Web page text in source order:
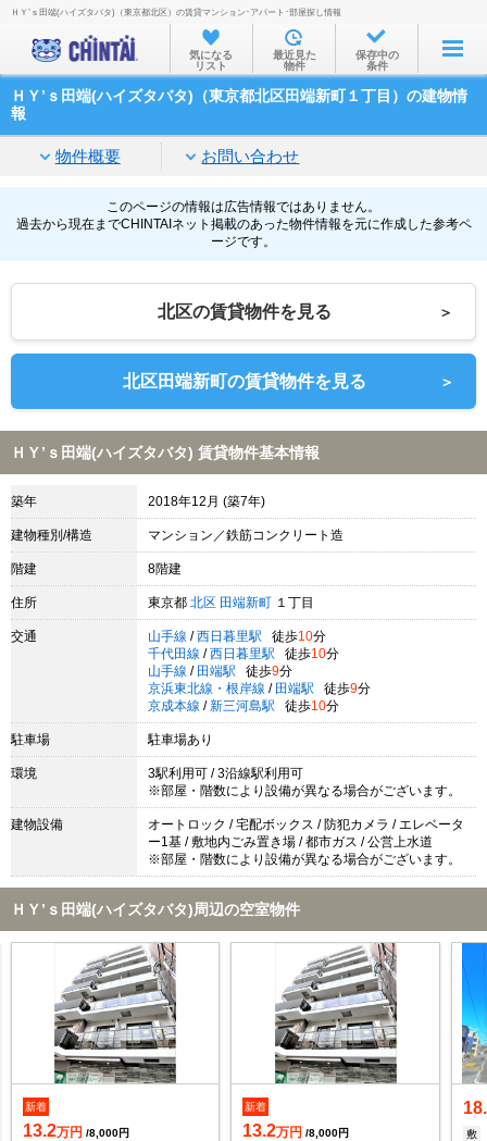
お部屋を探す
沿線・駅から
家賃相場から
物件特集から
TOP
ＨＹ’ｓ田端(ハイズタバタ)（東京都北区）の賃貸マンション･アパート･部屋探し情報
気になる
リスト
最近見た
物件
保存中の
条件
ＨＹ’ｓ田端(ハイズタバタ)（東京都北区田端新町１丁目）の建物情
報
物件概要 お問い合わせ
このページの情報は広告情報ではありません。
過去から現在までCHINTAIネット掲載のあった物件情報を元に作成した参考ペ
ージです。
北区の賃貸物件を見る ＞
北区田端新町の賃貸物件を見る ＞
ＨＹ’ｓ田端(ハイズタバタ) 賃貸物件基本情報
築年 2018年12月 (築7年)
建物種別/構造 マンション／鉄筋コンクリート造
階建 8階建
住所 東京都 北区 田端新町 １丁目
交通 山手線 / 西日暮里駅 徒歩10分
千代田線 / 西日暮里駅 徒歩10分
山手線 / 田端駅 徒歩9分
京浜東北線・根岸線 / 田端駅 徒歩9分
京成本線 / 新三河島駅 徒歩10分
駐車場 駐車場あり
環境
3駅利用可 / 3沿線駅利用可
※部屋・階数により設備が異なる場合がございます。
建物設備
オートロック / 宅配ボックス / 防犯カメラ / エレベータ
ー1基 / 敷地内ごみ置き場 / 都市ガス / 公営上水道
※部屋・階数により設備が異なる場合がございます。
ＨＹ’ｓ田端(ハイズタバタ)周辺の空室物件
新着
13.2万円 /8,000円
新着
13.2万円 /8,000円
敷